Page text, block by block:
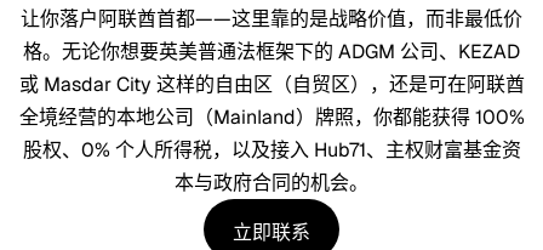
让你落户阿联酋首都——这里靠的是战略价值，而非最低价
格。无论你想要英美普通法框架下的 ADGM 公司、KEZAD
或 Masdar City 这样的自由区（自贸区），还是可在阿联酋
全境经营的本地公司（Mainland）牌照，你都能获得 100%
股权、0% 个人所得税，以及接入 Hub71、主权财富基金资
本与政府合同的机会。
立即联系